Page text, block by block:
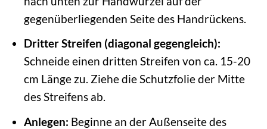
gegenüberliegenden Seite des Handrückens.
Dritter Streifen (diagonal gegengleich):
Schneide einen dritten Streifen von ca. 15-20
cm Länge zu. Ziehe die Schutzfolie der Mitte
des Streifens ab.
Anlegen: Beginne an der Außenseite des